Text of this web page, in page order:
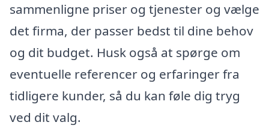
sammenligne priser og tjenester og vælge
det firma, der passer bedst til dine behov
og dit budget. Husk også at spørge om
eventuelle referencer og erfaringer fra
tidligere kunder, så du kan føle dig tryg
ved dit valg.